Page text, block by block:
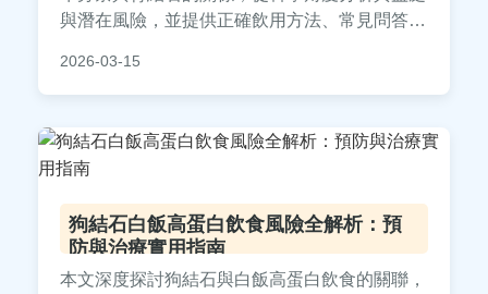
與潛在風險，並提供正確飲用方法、常見問答及
腎結石問題。
2026-03-15
狗結石白飯高蛋白飲食風險全解析：預
防與治療實用指南
本文深度探討狗結石與白飯高蛋白飲食的關聯，